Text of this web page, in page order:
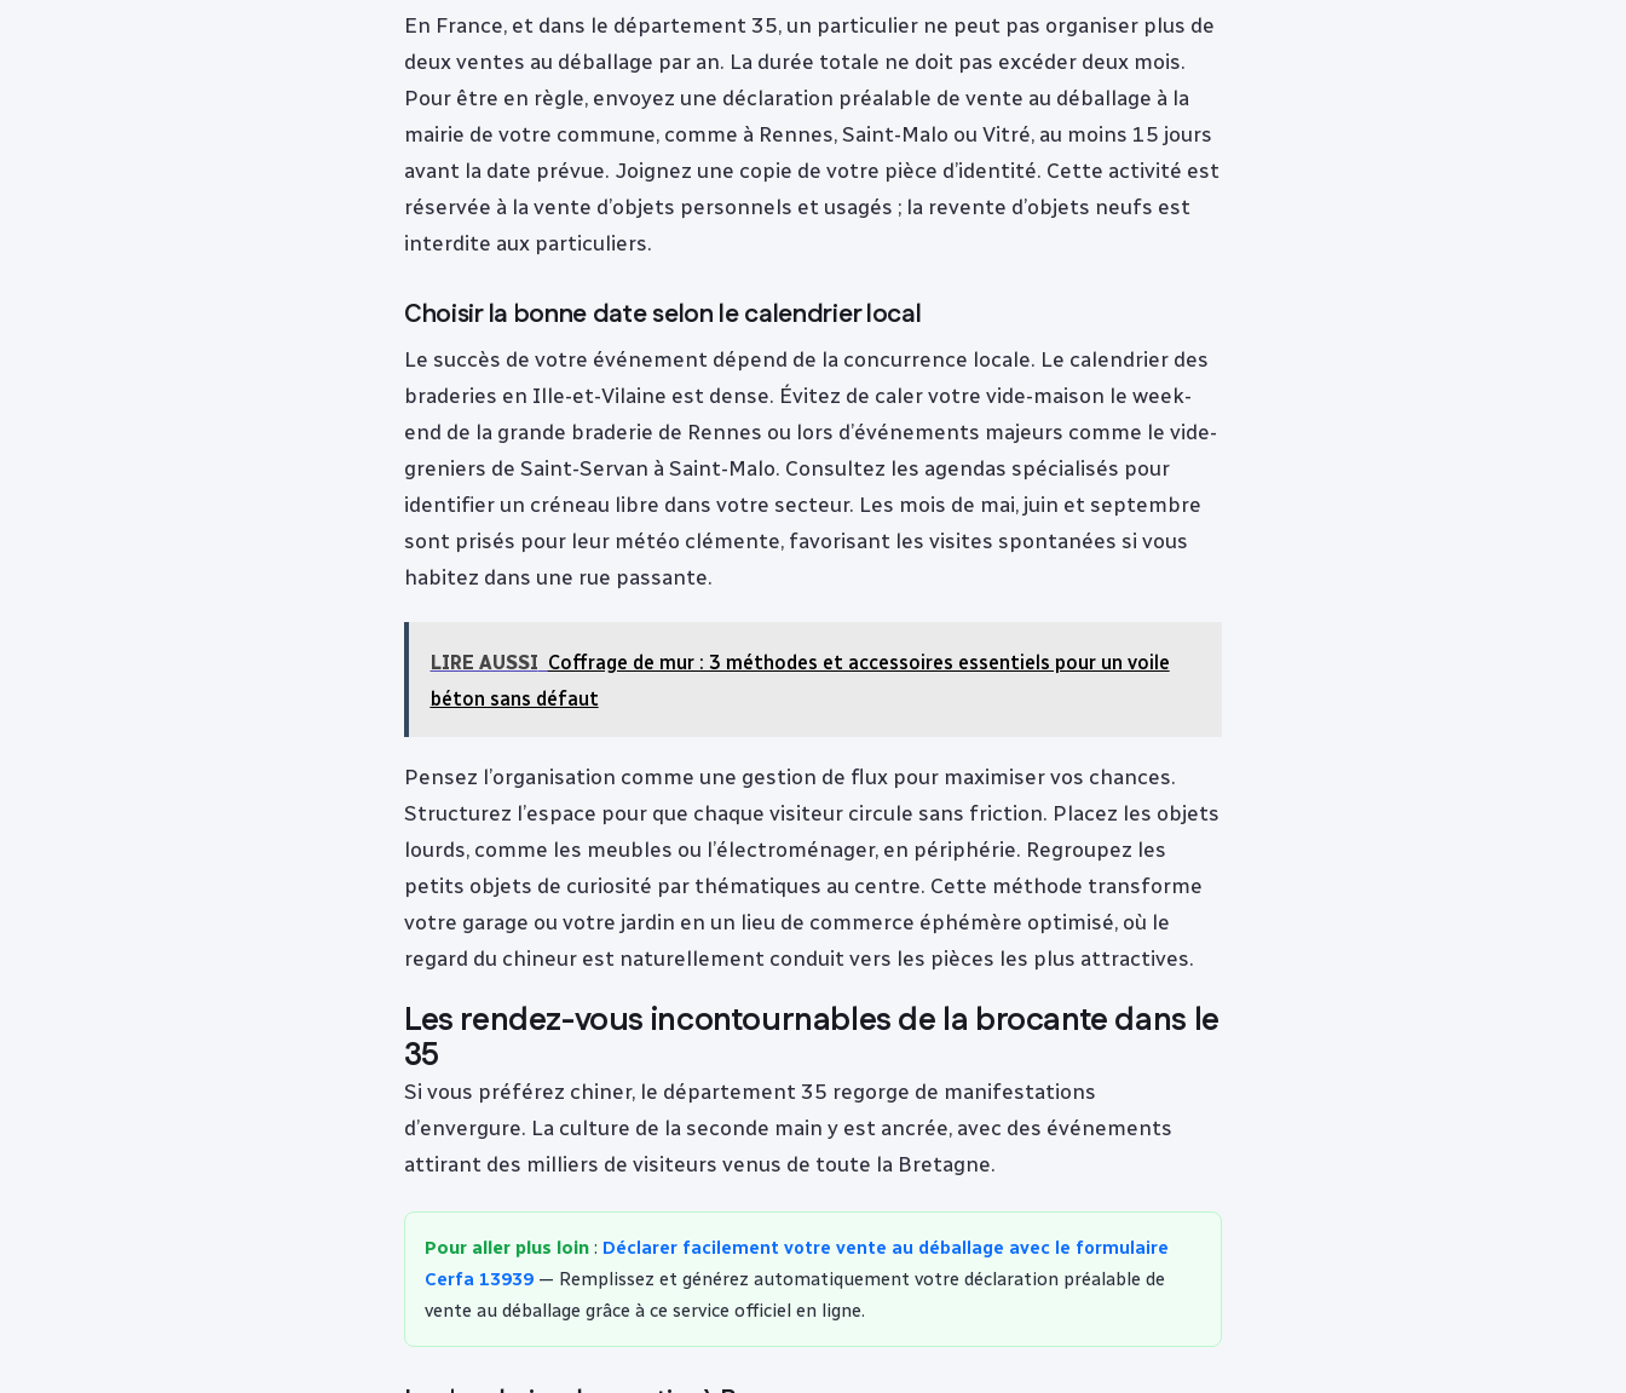
En France, et dans le département 35, un particulier ne peut pas organiser plus de
deux ventes au déballage par an. La durée totale ne doit pas excéder deux mois.
Pour être en règle, envoyez une déclaration préalable de vente au déballage à la
mairie de votre commune, comme à Rennes, Saint-Malo ou Vitré, au moins 15 jours
avant la date prévue. Joignez une copie de votre pièce d’identité. Cette activité est
réservée à la vente d’objets personnels et usagés ; la revente d’objets neufs est
interdite aux particuliers.
Choisir la bonne date selon le calendrier local
Le succès de votre événement dépend de la concurrence locale. Le calendrier des
braderies en Ille-et-Vilaine est dense. Évitez de caler votre vide-maison le week-
end de la grande braderie de Rennes ou lors d’événements majeurs comme le vide-
greniers de Saint-Servan à Saint-Malo. Consultez les agendas spécialisés pour
identifier un créneau libre dans votre secteur. Les mois de mai, juin et septembre
sont prisés pour leur météo clémente, favorisant les visites spontanées si vous
habitez dans une rue passante.
LIRE AUSSI Coffrage de mur : 3 méthodes et accessoires essentiels pour un voile
béton sans défaut
Pensez l’organisation comme une gestion de flux pour maximiser vos chances.
Structurez l’espace pour que chaque visiteur circule sans friction. Placez les objets
lourds, comme les meubles ou l’électroménager, en périphérie. Regroupez les
petits objets de curiosité par thématiques au centre. Cette méthode transforme
votre garage ou votre jardin en un lieu de commerce éphémère optimisé, où le
regard du chineur est naturellement conduit vers les pièces les plus attractives.
Les rendez-vous incontournables de la brocante dans le
35
Si vous préférez chiner, le département 35 regorge de manifestations
d’envergure. La culture de la seconde main y est ancrée, avec des événements
attirant des milliers de visiteurs venus de toute la Bretagne.
Pour aller plus loin : Déclarer facilement votre vente au déballage avec le formulaire
Cerfa 13939 — Remplissez et générez automatiquement votre déclaration préalable de
vente au déballage grâce à ce service officiel en ligne.